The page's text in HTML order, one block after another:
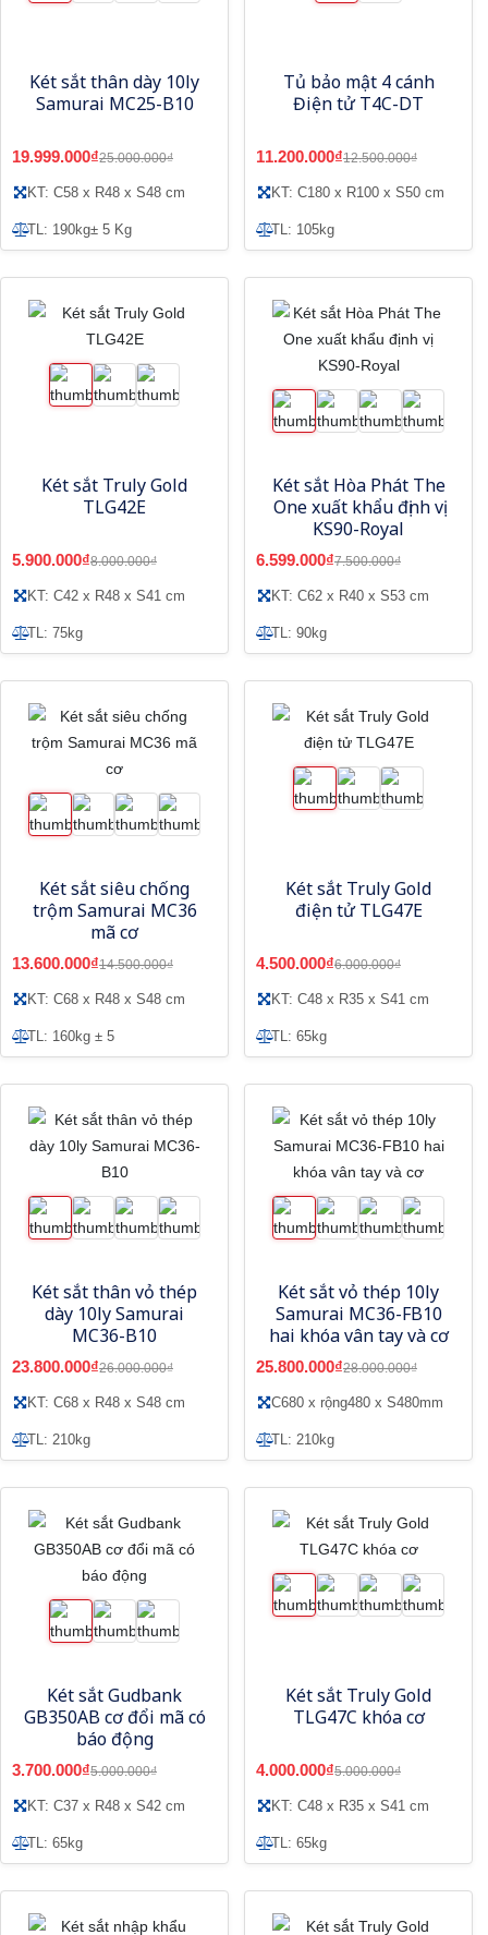
Két sắt thân dày 10ly
Samurai MC25-B10
19.999.000₫25.000.000₫
KT: C58 x R48 x S48 cm
TL: 190kg± 5 Kg
Tủ bảo mật 4 cánh
Điện tử T4C-DT
11.200.000₫12.500.000₫
KT: C180 x R100 x S50 cm
TL: 105kg
Két sắt Truly Gold
TLG42E
5.900.000₫8.000.000₫
KT: C42 x R48 x S41 cm
TL: 75kg
Két sắt Hòa Phát The
One xuất khẩu định vị
KS90-Royal
6.599.000₫7.500.000₫
KT: C62 x R40 x S53 cm
TL: 90kg
Két sắt siêu chống
trộm Samurai MC36
mã cơ
13.600.000₫14.500.000₫
KT: C68 x R48 x S48 cm
TL: 160kg ± 5
Két sắt Truly Gold
điện tử TLG47E
4.500.000₫6.000.000₫
KT: C48 x R35 x S41 cm
TL: 65kg
Két sắt thân vỏ thép
dày 10ly Samurai
MC36-B10
23.800.000₫26.000.000₫
KT: C68 x R48 x S48 cm
TL: 210kg
Két sắt vỏ thép 10ly
Samurai MC36-FB10
hai khóa vân tay và cơ
25.800.000₫28.000.000₫
C680 x rộng480 x S480mm
TL: 210kg
Két sắt Gudbank
GB350AB cơ đổi mã có
báo động
3.700.000₫5.000.000₫
KT: C37 x R48 x S42 cm
TL: 65kg
Két sắt Truly Gold
TLG47C khóa cơ
4.000.000₫5.000.000₫
KT: C48 x R35 x S41 cm
TL: 65kg